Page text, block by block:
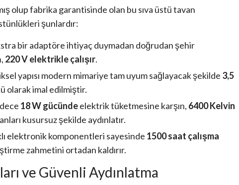
olup fabrika garantisinde olan bu sıva üstü tavan
şunlardır:
bir adaptöre ihtiyaç duymadan doğrudan şehir
220 V elektrikle çalışır.
yapısı modern mimariye tam uyum sağlayacak şekilde 3,5
olarak imal edilmiştir.
18 W gücündeelektrik tüketmesine karşın, 6400 Kelvin
kusursuz şekilde aydınlatır.
elektronik komponentleri sayesinde 1500 saat çalışma
zahmetini ortadan kaldırır.
ve Güvenli Aydınlatma